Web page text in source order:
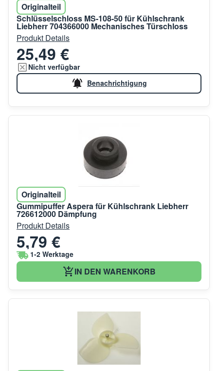
Originalteil
Schlüsselschloss MS-108-50 für Kühlschrank
Liebherr 704366000 Mechanisches Türschloss
Produkt Details
25,49 €
Nicht verfügbar
Benachrichtigung
Originalteil
Gummipuffer Aspera für Kühlschrank Liebherr
726612000 Dämpfung
Produkt Details
5,79 €
1-2 Werktage
IN DEN WARENKORB